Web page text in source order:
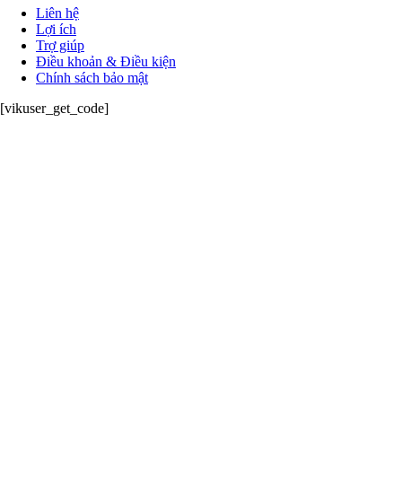
Liên hệ
Lợi ích
Trợ giúp
Điều khoản & Điều kiện
Chính sách bảo mật
[vikuser_get_code]